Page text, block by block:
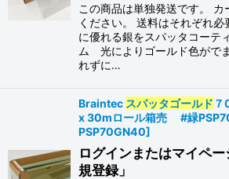
この商品は単独発送です。 カ
ください。 送料はそれぞれ
に優れる銀をスパッタコーテ
ム 光によりゴールド色がで
れずに…
Braintec スパッタゴールド
x 30mロール箱売 #緑
PSP70GN40]
ログインまたはマイペ
規登録」